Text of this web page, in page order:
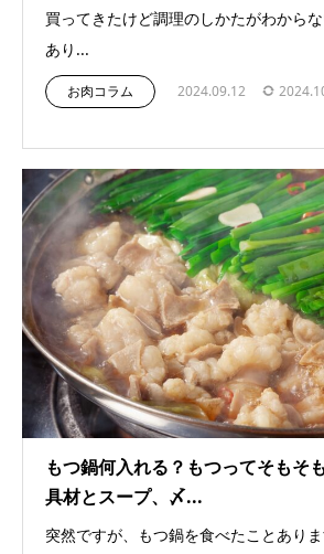
買ってきたけど調理のしかたがわから
あり...
お肉コラム 2024.09.12
もつ鍋何入れる？もつってそもそ
具材とスープ、〆...
突然ですが、もつ鍋を食べたことあり